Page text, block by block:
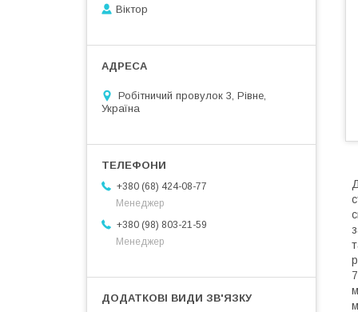
Віктор
Робітничий провулок 3, Рівне,
Україна
+380 (68) 424-08-77
Менеджер
+380 (98) 803-21-59
Менеджер